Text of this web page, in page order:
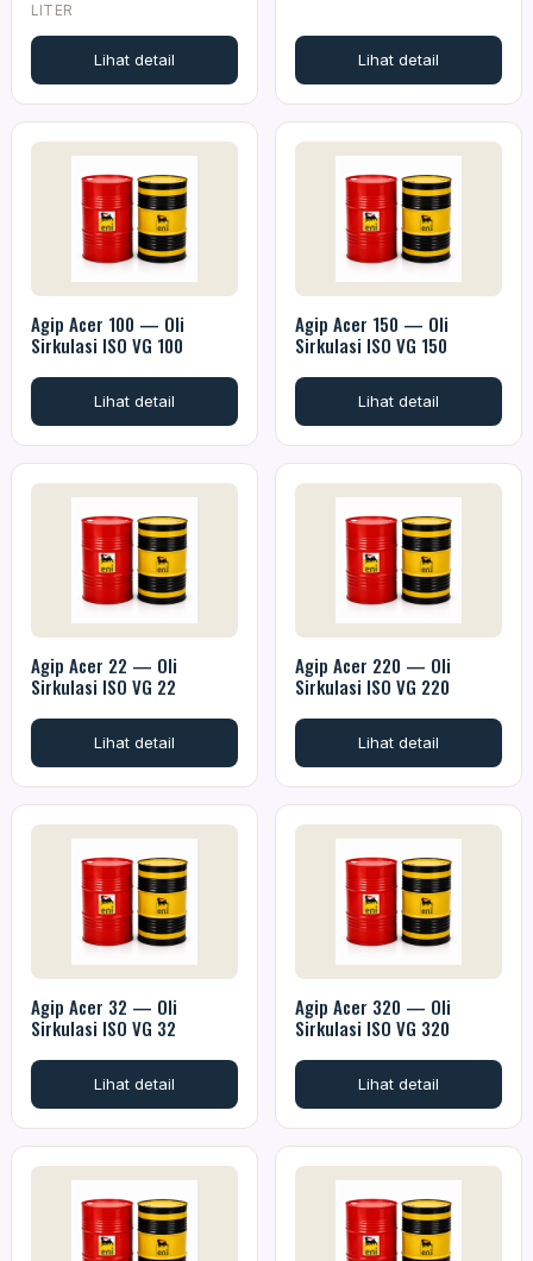
LITER
Lihat detail Lihat detail
Agip Acer 100 — Oli
Sirkulasi ISO VG 100
Lihat detail
Agip Acer 150 — Oli
Sirkulasi ISO VG 150
Lihat detail
Agip Acer 22 — Oli
Sirkulasi ISO VG 22
Lihat detail
Agip Acer 220 — Oli
Sirkulasi ISO VG 220
Lihat detail
Agip Acer 32 — Oli
Sirkulasi ISO VG 32
Lihat detail
Agip Acer 320 — Oli
Sirkulasi ISO VG 320
Lihat detail